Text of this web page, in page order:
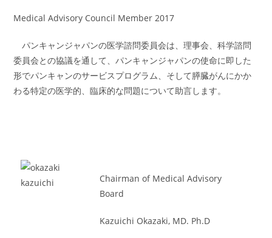
Medical Advisory Council Member 2017
パンキャンジャパンの医学諮問委員会は、理事会、科学諮問
委員会との協議を通して、パンキャンジャパンの使命に即した
形でパンキャンのサービスプログラム、そして膵臓がんにかか
わる特定の医学的、臨床的な問題について助言します。
Chairman of Medical Advisory
Board
Kazuichi Okazaki, MD. Ph.D